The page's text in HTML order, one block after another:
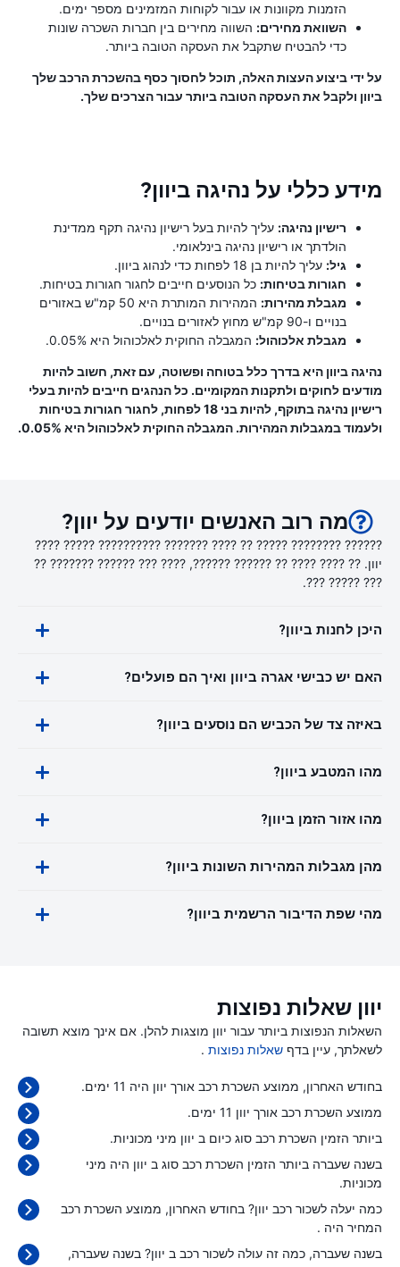
הזמנות מקוונות או עבור לקוחות המזמינים מספר ימים.
השוואת מחירים: השווה מחירים בין חברות השכרה שונות
כדי להבטיח שתקבל את העסקה הטובה ביותר.
על ידי ביצוע העצות האלה, תוכל לחסוך כסף בהשכרת הרכב שלך
ביוון ולקבל את העסקה הטובה ביותר עבור הצרכים שלך.
מידע כללי על נהיגה ביוון?
רישיון נהיגה: עליך להיות בעל רישיון נהיגה תקף ממדינת
הולדתך או רישיון נהיגה בינלאומי.
גיל: עליך להיות בן 18 לפחות כדי לנהוג ביוון.
חגורות בטיחות: כל הנוסעים חייבים לחגור חגורות בטיחות.
מגבלת מהירות:
המהירות המותרת היא 50 קמ"ש באזורים
בנויים ו-90 קמ"ש מחוץ לאזורים בנויים.
מגבלת אלכוהול: המגבלה החוקית לאלכוהול היא 0.05%.
נהיגה ביוון היא בדרך כלל בטוחה ופשוטה, עם זאת, חשוב להיות
מודעים לחוקים ולתקנות המקומיים. כל הנהגים חייבים להיות בעלי
רישיון נהיגה בתוקף, להיות בני 18 לפחות, לחגור חגורות בטיחות
ולעמוד במגבלות המהירות. המגבלה החוקית לאלכוהול היא 0.05%.
מה רוב האנשים יודעים על יוון?
?????? ???????? ????? ?? ???? ??????? ?????????? ????? ????
יוון. ?? ???? ???? ?? ?????? ??????, ???? ??? ?????? ??????? ??
??? ????? ???.
היכן לחנות ביוון?
האם יש כבישי אגרה ביוון ואיך הם פועלים?
באיזה צד של הכביש הם נוסעים ביוון?
מהו המטבע ביוון?
מהו אזור הזמן ביוון?
מהן מגבלות המהירות השונות ביוון?
מהי שפת הדיבור הרשמית ביוון?
יוון שאלות נפוצות
השאלות הנפוצות ביותר עבור יוון מוצגות להלן. אם אינך מוצא תשובה
לשאלתך, עיין בדף שאלות נפוצות .
בחודש האחרון, ממוצע השכרת רכב אורך יוון היה 11 ימים.
ממוצע השכרת רכב אורך יוון 11 ימים.
ביותר הזמין השכרת רכב סוג כיום ב יוון מיני מכוניות.
בשנה שעברה ביותר הזמין השכרת רכב סוג ב יוון היה מיני
מכוניות.
כמה יעלה לשכור רכב יוון? בחודש האחרון, ממוצע השכרת רכב
המחיר היה .
בשנה שעברה, כמה זה עולה לשכור רכב ב יוון? בשנה שעברה,